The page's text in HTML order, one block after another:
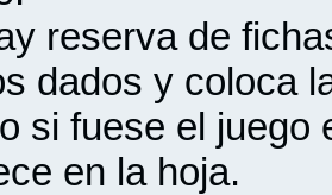
reserva de
dados y coloca
si fuese el juego
en la hoja.